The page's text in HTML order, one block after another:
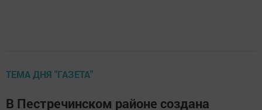
ТЕМА ДНЯ "ГАЗЕТА"
В Пестречинском районе создана